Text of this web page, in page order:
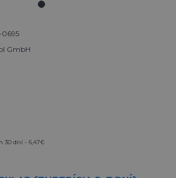
0695
GmbH
30 dní - 6,47€